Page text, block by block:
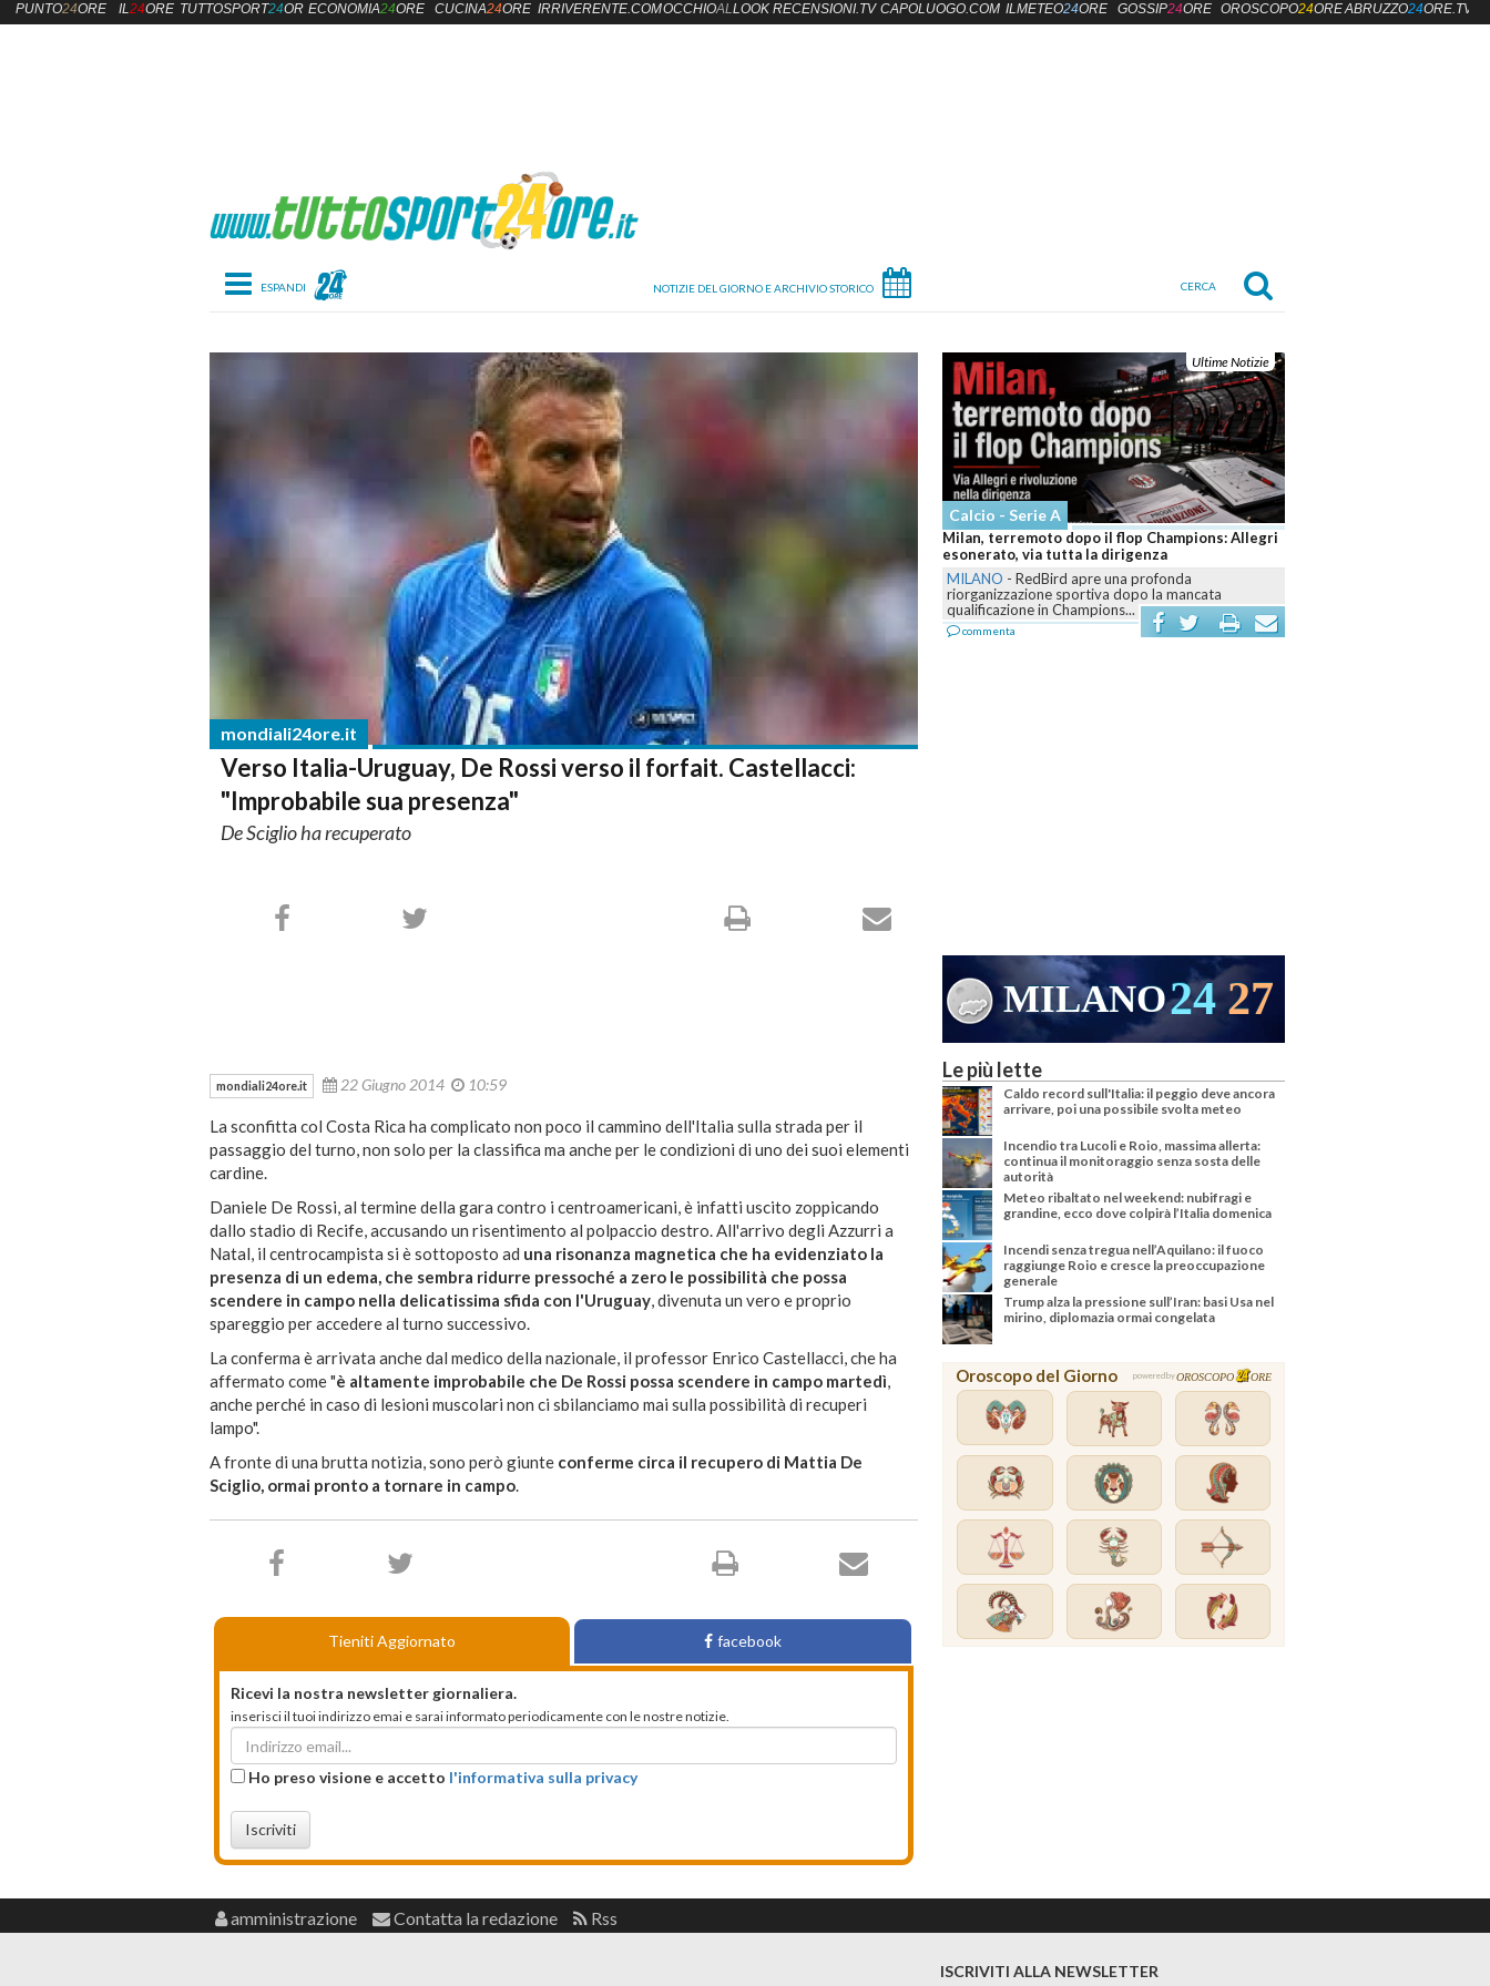
Toggle navigation
mondiali24ore.it
Verso Italia-Uruguay, De Rossi verso il forfait. Castellacci:
"Improbabile sua presenza"
De Sciglio ha recuperato
Ultime Notizie
Calcio - Serie A
Milan, terremoto dopo il flop Champions: Allegri
esonerato, via tutta la dirigenza
MILANO - RedBird apre una profonda
riorganizzazione sportiva dopo la mancata
qualificazione in Champions...
commenta
MILANO24 27
mondiali24ore.it 22 Giugno 2014 10:59
La sconfitta col Costa Rica ha complicato non poco il cammino dell'Italia sulla strada per il
passaggio del turno, non solo per la classifica ma anche per le condizioni di uno dei suoi elementi
cardine.
Daniele De Rossi, al termine della gara contro i centroamericani, è infatti uscito zoppicando
dallo stadio di Recife, accusando un risentimento al polpaccio destro. All'arrivo degli Azzurri a
Natal, il centrocampista si è sottoposto ad una risonanza magnetica che ha evidenziato la
presenza di un edema, che sembra ridurre pressoché a zero le possibilità che possa
scendere in campo nella delicatissima sfida con l'Uruguay, divenuta un vero e proprio
spareggio per accedere al turno successivo.
La conferma è arrivata anche dal medico della nazionale, il professor Enrico Castellacci, che ha
affermato come "è altamente improbabile che De Rossi possa scendere in campo martedì,
anche perché in caso di lesioni muscolari non ci sbilanciamo mai sulla possibilità di recuperi
lampo".
A fronte di una brutta notizia, sono però giunte conferme circa il recupero di Mattia De
Sciglio, ormai pronto a tornare in campo.
Tieniti Aggiornato facebook
Ricevi la nostra newsletter giornaliera.
inserisci il tuoi indirizzo emai e sarai informato periodicamente con le nostre notizie.
Ho preso visione e accetto l'informativa sulla privacy
Iscriviti
Le più lette
Caldo record sull'Italia: il peggio deve ancora
arrivare, poi una possibile svolta meteo
Incendio tra Lucoli e Roio, massima allerta:
continua il monitoraggio senza sosta delle
autorità
Meteo ribaltato nel weekend: nubifragi e
grandine, ecco dove colpirà l’Italia domenica
Incendi senza tregua nell’Aquilano: il fuoco
raggiunge Roio e cresce la preoccupazione
generale
Trump alza la pressione sull’Iran: basi Usa nel
mirino, diplomazia ormai congelata
Oroscopo del Giorno powered byOROSCOPO ORE
PUNTO24ORE IL24ORE TUTTOSPORT24OREECONOMIA24ORE CUCINA24ORE IRRIVERENTE.COMOCCHIOALLOOK RECENSIONI.TV CAPOLUOGO.COM ILMETEO24ORE GOSSIP24ORE OROSCOPO24OREABRUZZO24ORE.TV
amministrazione Contatta la redazione Rss
ISCRIVITI ALLA NEWSLETTER